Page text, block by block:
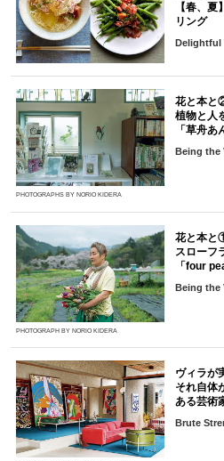
【春、
リング
Delightful
PHOTOGRAPHS BY NORIO KIDERA
花と本と
植物と人
「草舟あ
Being the
PHOTOGRAPH BY NORIO KIDERA
花と本と
スローフ
「four
Being the
ヴィラが
それ自体
ある芸術
Brute